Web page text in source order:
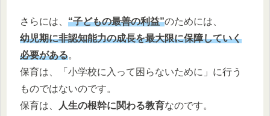
さらには、 “子どもの最善の利益”のためには、
幼児期に非認知能力の成長を最大限に保障していく
必要がある。
保育は、「小学校に入って困らないために」に行う
ものではないのです。
保育は、
人生の根幹に関わる教育なのです。